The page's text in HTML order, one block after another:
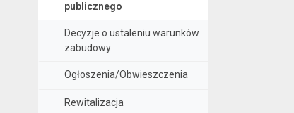
publicznego
Decyzje o ustaleniu warunków
zabudowy
Ogłoszenia/Obwieszczenia
Rewitalizacja